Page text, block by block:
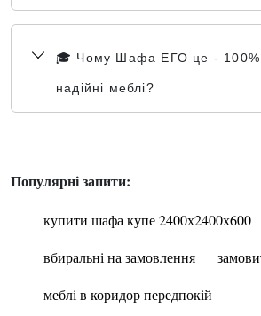
🎓 Чому Шафа ЕГО це - 100%
надійні меблі?
Популярні запити:
купити шафа купе 2400х2400х600
вбиральні на замовлення
меблі в коридор передпокій